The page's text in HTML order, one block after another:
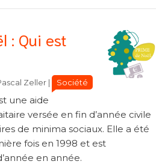
: Qui est
Zeller Catégories
Catégories
Société
une aide
versée en fin d’année civile
de minima sociaux. Elle a été
fois en 1998 et est
en année.